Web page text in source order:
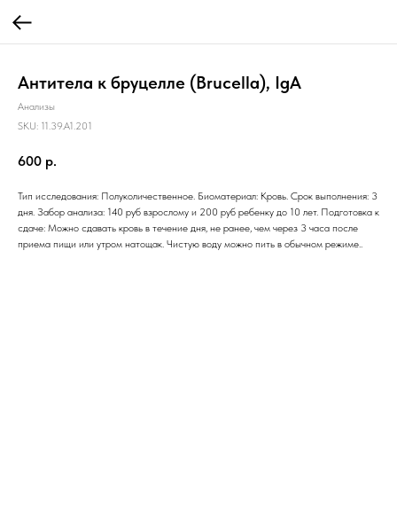
Антитела к бруцелле (Brucella), IgА
Анализы
SKU: 11.39.A1.201
600 р.
Тип исследования: Полуколичественное. Биоматериал: Кровь. Срок выполнения: 3
дня. Забор анализа: 140 руб взрослому и 200 руб ребенку до 10 лет. Подготовка к
сдаче: Можно сдавать кровь в течение дня, не ранее, чем через 3 часа после
приема пищи или утром натощак. Чистую воду можно пить в обычном режиме..